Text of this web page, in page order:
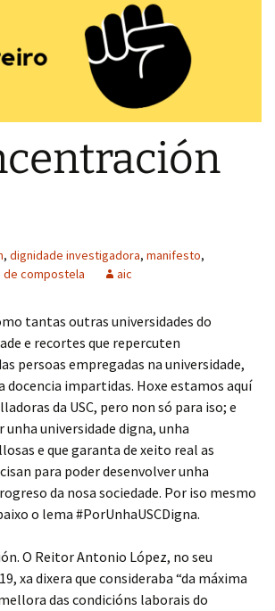
, dignidade investigadora, manifesto,
de compostela aic
tantas outras universidades do
e recortes que repercuten
persoas empregadas na universidade,
impartidas. Hoxe estamos aquí
da USC, pero non só para iso; e
universidade digna, unha
e que garanta de xeito real as
para poder desenvolver unha
da nosa sociedade. Por iso mesmo
o lema #PorUnhaUSCDigna.
O Reitor Antonio López, no seu
xa dixera que consideraba “da máxima
das condicións laborais do